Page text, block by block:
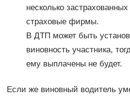
несколько
страховые фирмы.
В ДТП может быть
виновность участника,
ему выплачены не будет.
Если же виновный водитель